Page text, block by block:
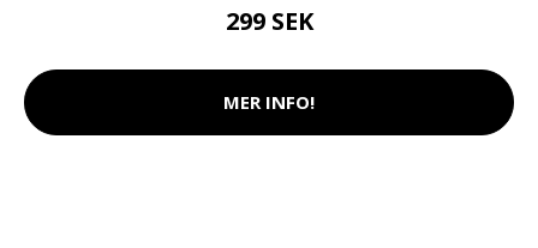
299 SEK
MER INFO!